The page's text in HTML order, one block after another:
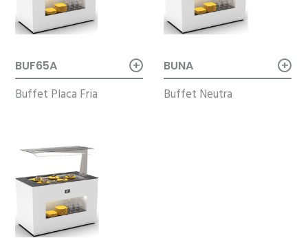
BUF65A +
Buffet Placa Fria
BUNA +
Buffet Neutra